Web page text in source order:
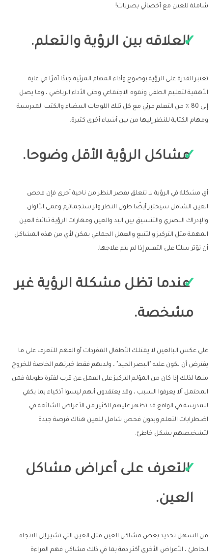
شاملة للعين مع أخصائي بصريات!
العلاقه بين الرؤية والتعلم.
تعتبر القدرة على الرؤية بوضوح وأداء المهام المرئية جيدًا أمرًا في غاية
الأهمية لتعليم الطفل ونموه الاجتماعي وحتى الأداء الرياضي ، وما يصل
إلى 80 ٪ من التعلم مرئي مع كل تلك اللوحات البيضاء والكتب المدرسية
ومهام الكتابة للنظر إليها من بين أشياء أخرى كثيرة.
مشاكل الرؤية الأقل وضوحا.
أي مشكلة في الرؤية لا تتعلق بقصر النظر من ناحية أخرى فإن فحص
العين الشامل سيختبر أيضًا طول النظر والإستجماتزم وعمى الألوان
والإدراك البصري والتنسيق بين اليد والعين ومهارات الرؤية ثنائية العين
المهمة مثل التركيز والتتبع والعمل الجماعي يمكن لأي من هذه المشاكل
أن تؤثر سلبًا على التعلم إذا لم يتم علاجها.
عندما تظل مشكلة الرؤية غير
مشخصة.
على عكس البالغين لا يمتلك الأطفال المفردات أو الفهم للتعرف على ما
يفترض أن يكون عليه "البصر الجيد" ، ولديهم فقط خبرتهم الخاصة للخروج
منها لذلك إذا كان من المؤلم التركيز على العمل عن قرب لفترة طويلة فمن
المحتمل ألا يعرفوا السبب ، وقد يعتقدون أنهم ليسوا أذكياء بما يكفي
للمدرسة في الواقع قد تظهر عليهم الكثير من الأعراض الشائعة في
اضطرابات التعلم وبدون فحص شامل للعين هناك فرصة جيدة
لتشخيصهم بشكل خاطئ.
التعرف على أعراض مشاكل
العين.
من السهل تحديد بعض مشاكل العين مثل العين التي تشير إلى الاتجاه
الخاطئ ، الأعراض الأخرى أكثر دقة بما في ذلك مشاكل فهم القراءة